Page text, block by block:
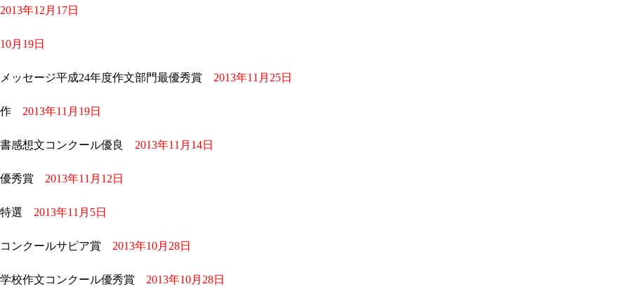
2013年12月17日
月19日
セージ平成24年度作文部門最優秀賞 2013年11月25日
作 2013年11月19日
感想文コンクール優良 2013年11月14日
秀賞 2013年11月12日
特選 2013年11月5日
ンクールサピア賞 2013年10月28日
校作文コンクール優秀賞 2013年10月28日